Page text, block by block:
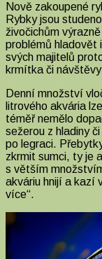
Nově zakoupené
Rybky jsou
živočichům
problémů hladovět
svých majitelů
krmítka či
Denní množství
litrového akvária
téměř nemělo
sežerou z hladiny
po legraci.
zkrmit sumci, ty je
s větším
akváriu hnijí a kazí
více“.